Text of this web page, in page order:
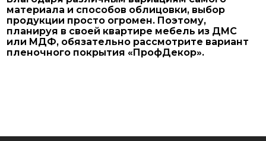
материала и способов облицовки, выбор
продукции просто огромен. Поэтому,
планируя в своей квартире мебель из ДМС
или МДФ, обязательно рассмотрите вариант
пленочного покрытия «ПрофДекор».